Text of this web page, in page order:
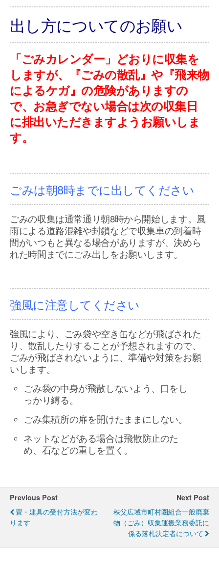
出し方についてのお願い
「ごみカレンダー」どおりに収集を
しますが、『ごみの散乱』や『飛来物
によるケガ』の危険がありますの
で、お急ぎでない場合は次の収集日
に排出いただきますようお願いしま
す。
ごみは朝8時までに出してください
ごみの収集は通常通り朝8時から開始します。風
雨による道路混雑や封鎖などで収集車の到着時
間がいつもと異なる場合がありますが、決めら
れた時間までにごみ出しをお願いします。
強風に注意してください
強風により、ごみ袋や空き缶などが飛ばされた
り、散乱したりすることが予想されますので、
ごみが飛ばされないように、準備や対策をお願
いします。
ごみ袋の中身が飛散しないよう、口をし
っかり縛る。
ごみ集積所の扉を開けたままにしない。
ネットなどがある場合は飛散防止のた
め、石などの重しを置く。
Previous Post
畳・建具の受付方法が変わ
ります
Next Post
秩父広域市町村圏組合一般廃棄
物（ごみ）収集運搬業務委託に
係る落札決定者について